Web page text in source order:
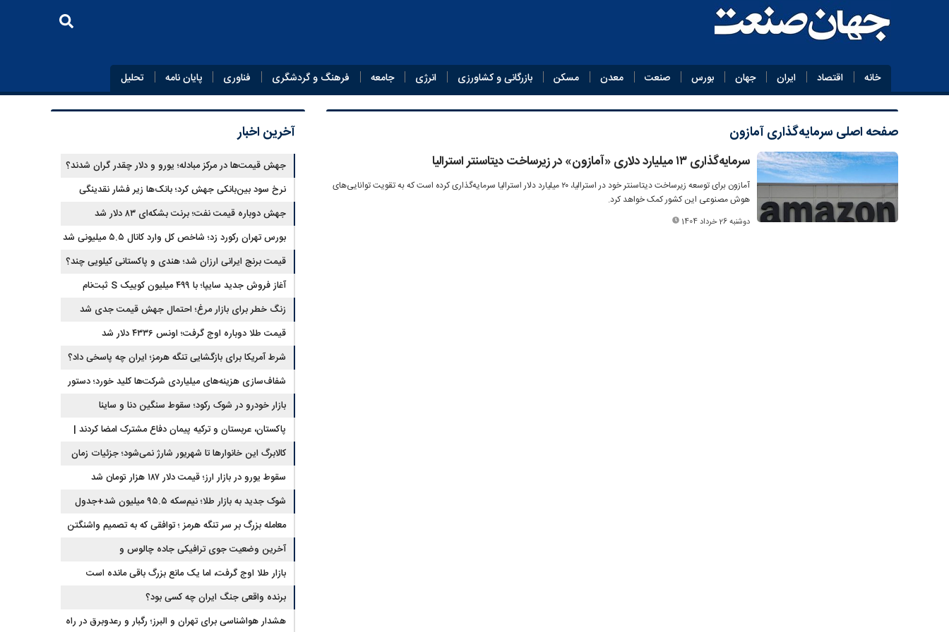
خانه اقتصاد ایران جهان بورس صنعت معدن مسکن بازرگانی و کشاورزی انرژی جامعه فرهنگ و گردشگری فناوری پایان‌ نامه تحلیل
صفحه اصلی سرمایه‌گذاری آمازون
سرمایه‌گذاری ۱۳ میلیارد دلاری «آمازون» در زیرساخت دیتاسنتر استرالیا
آمازون برای توسعه زیرساخت دیتاسنتر خود در استرالیا، ۲۰ میلیارد دلار استرالیا سرمایه‌گذاری کرده است که به تقویت توانایی‌های
هوش مصنوعی این کشور کمک خواهد کرد.
دوشنبه 26 خرداد 1404
آخرین اخبار
جهش قیمت‌ها در مرکز مبادله؛ یورو و دلار چقدر گران شدند؟
نرخ سود بین‌بانکی جهش کرد؛ بانک‌ها زیر فشار نقدینگی
جهش دوباره قیمت نفت؛ برنت بشکه‌ای ۸۳ دلار شد
بورس تهران رکورد زد؛ شاخص کل وارد کانال ۵.۵ میلیونی شد
قیمت برنج ایرانی ارزان شد؛ هندی و پاکستانی کیلویی چند؟
آغاز فروش جدید سایپا؛ با ۴۹۹ میلیون کوییک S ثبت‌نام
کنید+جزئیات
زنگ خطر برای بازار مرغ؛ احتمال جهش قیمت جدی شد
قیمت طلا دوباره اوج گرفت؛ اونس ۴۳۳۶ دلار شد
شرط آمریکا برای بازگشایی تنگه هرمز؛ ایران چه پاسخی داد؟
شفاف‌سازی هزینه‌های میلیاردی شرکت‌ها کلید خورد؛ دستور
جدید سازمان بورس
بازار خودرو در شوک رکود؛ سقوط سنگین دنا و ساینا
پاکستان، عربستان و ترکیه پیمان دفاع مشترک امضا کردند |
ایران و اسرائیل در سایه پیمان جدید منطقه‌ای
کالابرگ این خانوارها تا شهریور شارژ نمی‌شود؛ جزئیات زمان
جدید
سقوط یورو در بازار ارز؛ قیمت دلار ۱۸۷ هزار تومان شد
شوک جدید به بازار طلا؛ نیم‌سکه ۹۵.۵ میلیون شد+جدول
معامله بزرگ بر سر تنگه هرمز ؛ توافقی که به تصمیم واشنگتن
وابسته است
آخرین وضعیت جوی ترافیکی جاده چالوس و
هراز+محورهای مسدود
بازار طلا اوج گرفت، اما یک مانع بزرگ باقی مانده است
برنده واقعی جنگ ایران چه کسی بود؟
هشدار هواشناسی برای تهران و البرز؛ رگبار و رعدوبرق در راه